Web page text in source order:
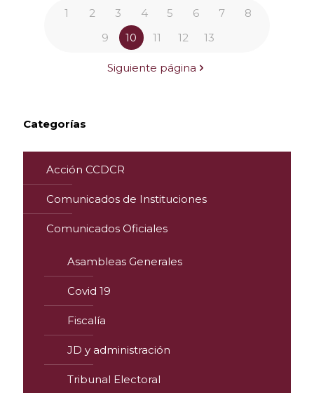
1 2 3 4 5 6 7
8
9
10 11 12 13
Siguiente página
Categorías
Acción CCDCR
Comunicados de Instituciones
Comunicados Oficiales
Asambleas Generales
Covid 19
Fiscalía
JD y administración
Tribunal Electoral